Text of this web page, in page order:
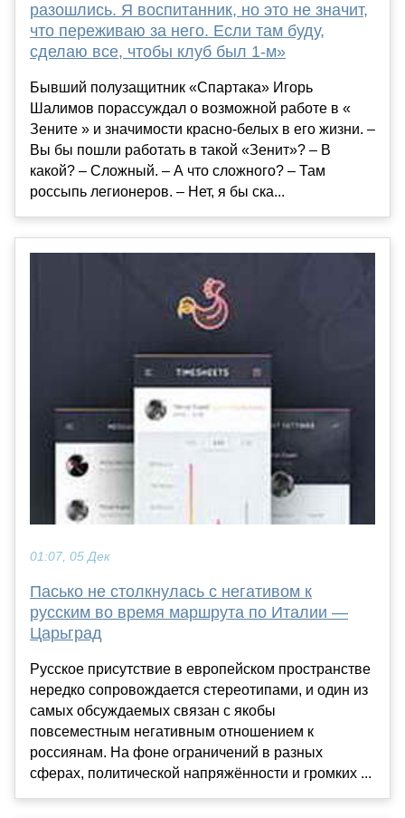
разошлись. Я воспитанник, но это не значит,
что переживаю за него. Если там буду,
сделаю все, чтобы клуб был 1-м»
Бывший полузащитник «Спартака» Игорь
Шалимов порассуждал о возможной работе в «
Зените » и значимости красно-белых в его жизни. –
Вы бы пошли работать в такой «Зенит»? – В
какой? – Сложный. – А что сложного? – Там
россыпь легионеров. – Нет, я бы ска...
01:07, 05 Дек
Пасько не столкнулась с негативом к
русским во время маршрута по Италии —
Царьград
Русское присутствие в европейском пространстве
нередко сопровождается стереотипами, и один из
самых обсуждаемых связан с якобы
повсеместным негативным отношением к
россиянам. На фоне ограничений в разных
сферах, политической напряжённости и громких ...